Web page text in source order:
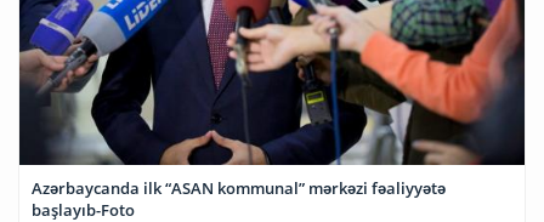
Azərbaycanda ilk “ASAN kommunal” mərkəzi fəaliyyətə
başlayıb-Foto